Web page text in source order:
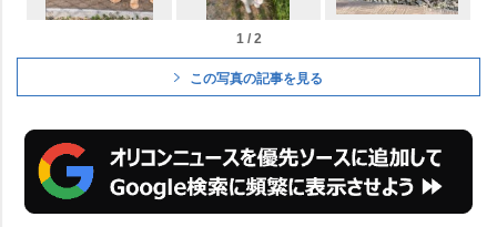
1 / 2
この写真の記事を見る